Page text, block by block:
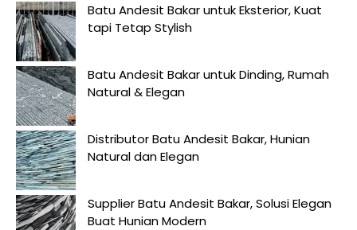
Batu Andesit Bakar untuk Eksterior, Kuat
tapi Tetap Stylish
Batu Andesit Bakar untuk Dinding, Rumah
Natural & Elegan
Distributor Batu Andesit Bakar, Hunian
Natural dan Elegan
Supplier Batu Andesit Bakar, Solusi Elegan
Buat Hunian Modern